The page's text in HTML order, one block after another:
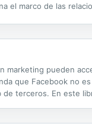
el marco de las
marketing pueden
que Facebook no
terceros. En este